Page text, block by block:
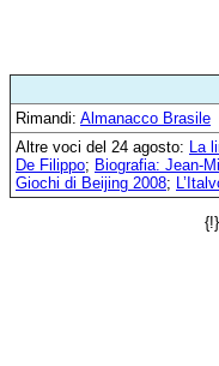
Rimandi: Almanacco Brasile
Altre voci del 24 agosto: La
De Filippo; Biografia: Jean-
Giochi di Beijing 2008;
{!}